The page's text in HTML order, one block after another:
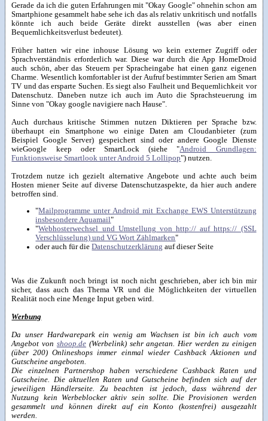
Gerade da ich die guten Erfahrungen mit "Okay Google" ohnehin schon am
Smartphione gesammelt habe sehe ich das als relativ unkritisch und notfalls
könnte ich auch beide Geräte direkt ausstellen (was aber einen
Bequemlichkeitsverlust bedeutet).
Früher hatten wir eine inhouse Lösung wo kein externer Zugriff oder
Sprachverständnis erforderlich war. Diese war durch die App HomeDroid
auch schön, aber das Steuern per Spracheingabe hat einen ganz eigenen
Charme. Wesentlich komfortabler ist der Aufruf bestimmter Serien am Smart
TV und das ersparte Suchen. Es siegt also Faulheit und Bequemlichkeit vor
Datenschutz. Daneben nutze ich auch im Auto die Sprachsteuerung im
Sinne von "Okay google navigiere nach Hause".
Auch durchaus kritische Stimmen nutzen Diktieren per Sprache bzw.
überhaupt ein Smartphone wo einige Daten am Cloudanbieter (zum
Beispiel Google Server) gespeichert sind oder andere Google Dienste
wieGoogle keep oder SmartLock (siehe "Android Grundlagen:
Funktionsweise Smartlook unter Android 5 Lollipop") nutzen.
Trotzdem nutze ich gezielt alternative Angebote und achte auch beim
Hosten miener Seite auf diverse Datenschutzaspekte, da hier auch andere
betroffen sind.
"Mailprogramme unter Android mit Exchange EWS Unterstützung
insbesondere Aquamail"
"Webhosterwechsel und Umstellung von http:// auf https:// (SSL
Verschlüsselung) und VG Wort Zählmarken"
oder auch für dieDatenschutzerklärung auf dieser Seite
Was die Zukunft noch bringt ist noch nicht geschrieben, aber ich bin mir
sicher, dass auch das Thema VR und die Möglichkeiten der virtuellen
Realität noch eine Menge Input geben wird.
Werbung
Da unser Hardwarepark ein wenig am Wachsen ist bin ich auch vom
Angebot vonshoop.de (Werbelink) sehr angetan. Hier werden zu einigen
(über 200) Onlineshops immer einmal wieder Cashback Aktionen und
Gutscheine angeboten.
Die einzelnen Partnershop haben verschiedene Cashback Raten und
Gutscheine. Die aktuellen Raten und Gutscheine befinden sich auf der
jeweiligen Händlerseite. Zu beachten ist jedoch, dass während der
Nutzung kein Werbeblocker aktiv sein sollte. Die Provisionen werden
gesammelt und können direkt auf ein Konto (kostenfrei) ausgezahlt
werden.